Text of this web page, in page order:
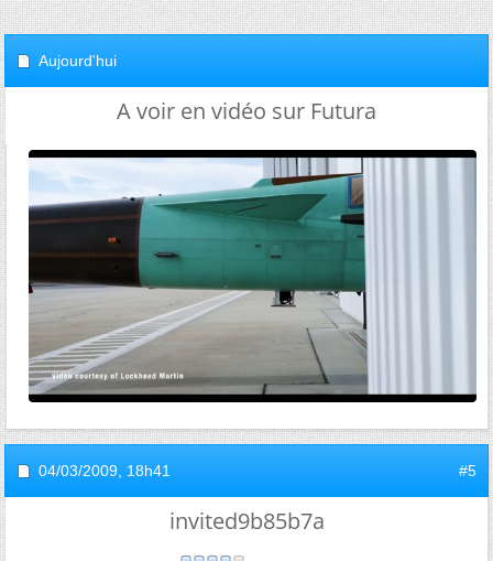
Aujourd'hui
A voir en vidéo sur Futura
04/03/2009, 18h41 #5
invited9b85b7a